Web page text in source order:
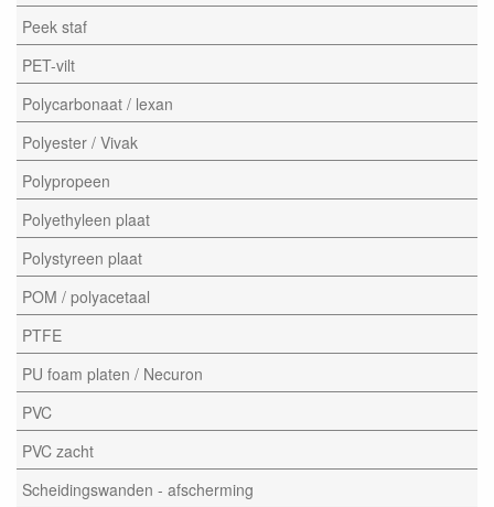
Peek staf
PET-vilt
Polycarbonaat / lexan
Polyester / Vivak
Polypropeen
Polyethyleen plaat
Polystyreen plaat
POM / polyacetaal
PTFE
PU foam platen / Necuron
PVC
PVC zacht
Scheidingswanden - afscherming